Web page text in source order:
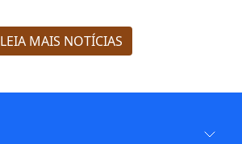
LEIA MAIS NOTÍCIAS